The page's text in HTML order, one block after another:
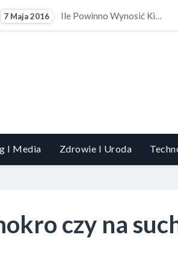
10 Maja 2016 Hejterzy Mogą Mieć Problem Ze Znalezieniem Pracy. Pracodawcy Coraz Częściej Sprawdzają Profile...
I Media Zdrowie I Uroda
czy na